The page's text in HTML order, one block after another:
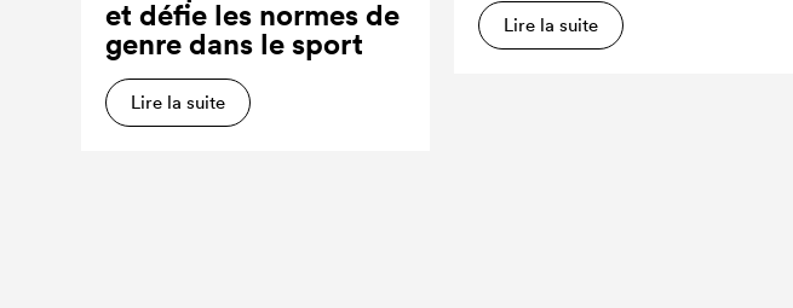
et défie les normes de
genre dans le sport
Lire la suite
Lire la suite